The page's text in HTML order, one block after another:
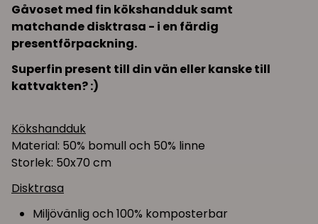
Gåvoset med fin kökshandduk samt
matchande disktrasa - i en färdig
presentförpackning.
Superfin present till din vän eller kanske till
kattvakten? :)
Kökshandduk
Material: 50% bomull och 50% linne
Storlek: 50x70 cm
Disktrasa
Miljövänlig och 100% komposterbar